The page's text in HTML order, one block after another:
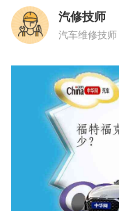
汽修技师
汽车维修技师